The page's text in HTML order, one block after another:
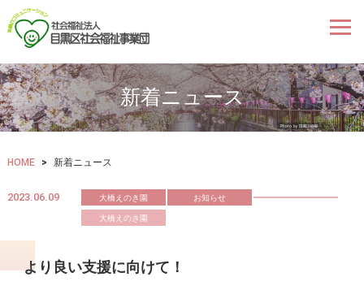
新着ニュース
HOME > 新着ニュース
2023.06.09 大橋えのき園
お知らせ
大橋えのき園
より良い支援に向けて！